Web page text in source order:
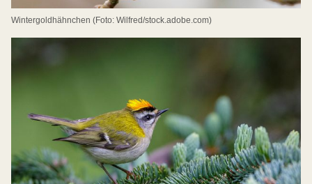
Wintergoldhähnchen (Foto: Wilfred/stock.adobe.com)